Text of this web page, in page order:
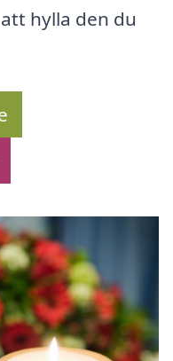
hylla den du